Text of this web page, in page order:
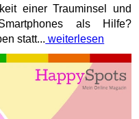
einer Trauminsel und
als Hilfe?
statt... weiterlesen